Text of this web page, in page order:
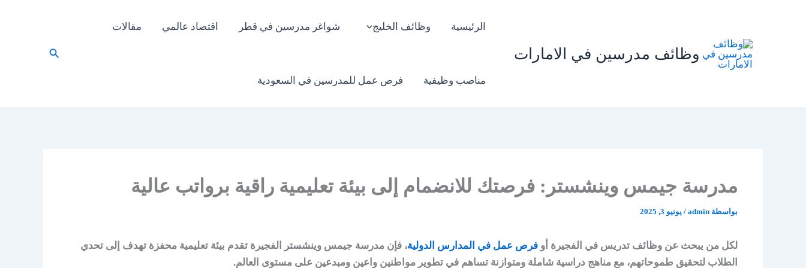
وظائف مدرسين في الامارات
الرئيسية وظائف الخليج شواغر مدرسين في قطر اقتصاد عالمي مقالات
مناصب وظيفية فرص عمل للمدرسين في السعودية
البحث
مدرسة جيمس وينشستر: فرصتك للانضمام إلى بيئة تعليمية راقية برواتب عالية
بواسطة admin
/ يونيو 3, 2025
لكل من يبحث عن وظائف تدريس في الفجيرة أو فرص عمل في المدارس الدولية، فإن مدرسة جيمس وينشستر الفجيرة تقدم بيئة تعليمية محفزة تهدف إلى تحدي
الطلاب لتحقيق طموحاتهم، مع مناهج دراسية شاملة ومتوازنة تساهم في تطوير مواطنين واعين ومبدعين على مستوى العالم.